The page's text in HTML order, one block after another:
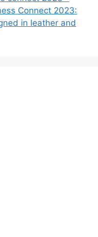
Connect 2023:
in leather and